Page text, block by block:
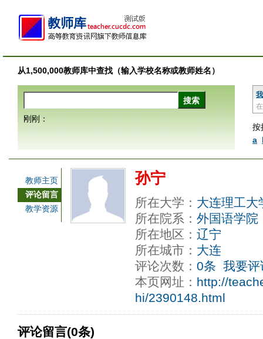
从1,500,000教师库中查找（输入学校名称或教师姓名）
按
a
刚刚：
教师主页
评论留言
教学资源
孙宁
所在大学： 大连理工大
所在院系： 外国语学院
所在地区： 辽宁
所在城市： 大连
评论次数： 0条 我要评
本页网址： http://
hi/2390148.html
评论留言(0条)